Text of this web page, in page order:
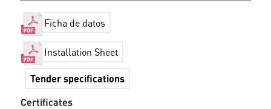
Ficha de datos
Installation Sheet
Tender specifications
Certificates